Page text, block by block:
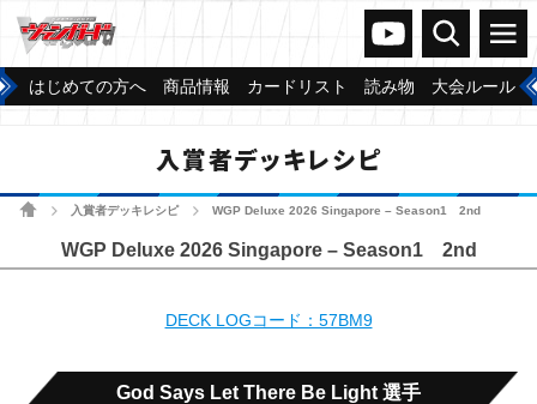
ヴァンガードch
検索 メニュー
はじめての方へ 商品情報 カードリスト 読み物 大会ルール
入賞者デッキレシピ
ホーム 入賞者デッキレシピ WGP Deluxe 2026 Singapore – Season1 2nd
WGP Deluxe 2026 Singapore – Season1 2nd
DECK LOGコード：57BM9
God Says Let There Be Light 選手